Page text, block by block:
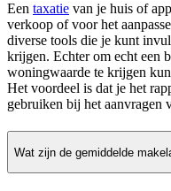
Een taxatie van je huis of
verkoop of voor het
diverse tools die je kunt
krijgen. Echter om echt een
woningwaarde te krijgen
Het voordeel is dat je het
gebruiken bij het aanvragen
Wat zijn de gemiddelde